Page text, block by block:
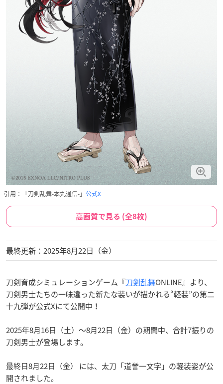
引用：「刀剣乱舞-本丸通信-」 公式X
高画質で見る (全8枚)
最終更新：2025年8月22日（金）
刀剣育成シミュレーションゲーム『刀剣乱舞ONLINE』より、
刀剣男士たちの一味違った新たな装いが描かれる“軽装”の第二
十九弾が公式Xにて公開中！
2025年8月16日（土）～8月22日（金）の期間中、合計7振りの
刀剣男士が登場します。
最終日8月22日（金） には、太刀「道誉一文字」の軽装姿が公
開されました。